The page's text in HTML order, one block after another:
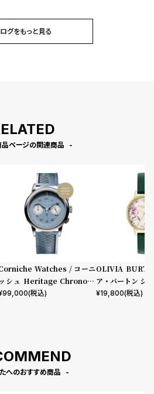
グをもっと見る
品ページの関連商品
Watches / コーニ
ッシュ Heritage Chronogr
Visage ステンレス
99,000(税込)
OLIVIA
ア・バートン シ
mm イラストレ
¥19,800(税込)
へのおすすめ商品